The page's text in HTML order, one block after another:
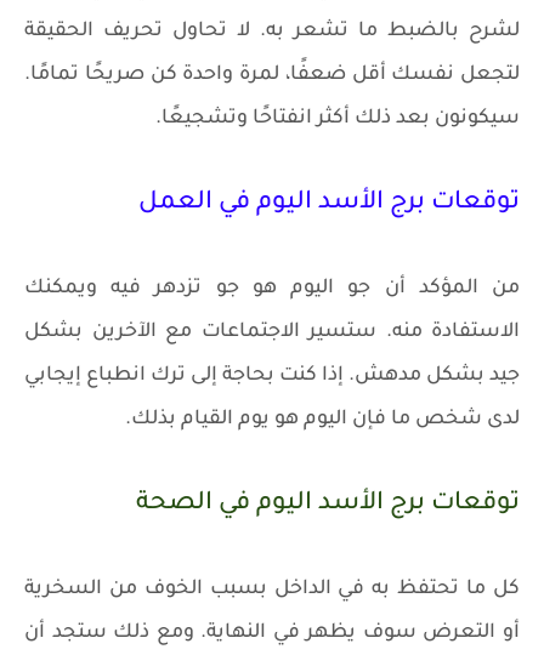
لشرح بالضبط ما تشعر به. لا تحاول تحريف الحقيقة
لتجعل نفسك أقل ضعفًا، لمرة واحدة كن صريحًا تمامًا.
سيكونون بعد ذلك أكثر انفتاحًا وتشجيعًا.
توقعات برج الأسد اليوم في العمل
من المؤكد أن جو اليوم هو جو تزدهر فيه ويمكنك
الاستفادة منه. ستسير الاجتماعات مع الآخرين بشكل
جيد بشكل مدهش. إذا كنت بحاجة إلى ترك انطباع إيجابي
لدى شخص ما فإن اليوم هو يوم القيام بذلك.
توقعات برج الأسد اليوم في الصحة
كل ما تحتفظ به في الداخل بسبب الخوف من السخرية
أو التعرض سوف يظهر في النهاية. ومع ذلك ستجد أن